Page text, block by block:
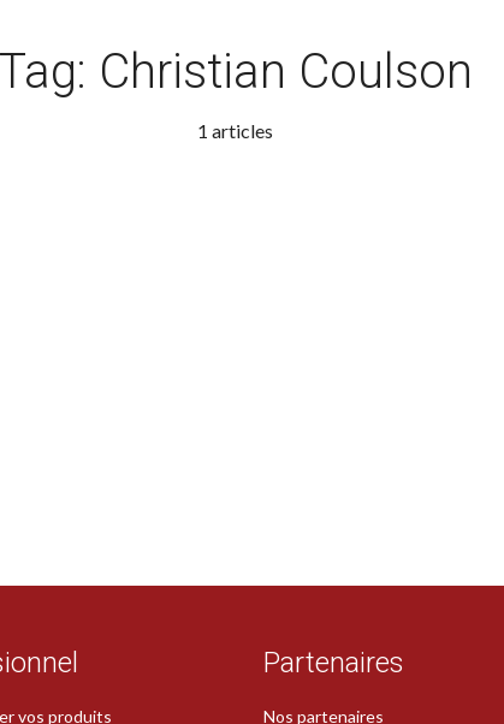
Tag: Christian Coulson
1 articles
vos produits
Partenaires
Nos partenaires